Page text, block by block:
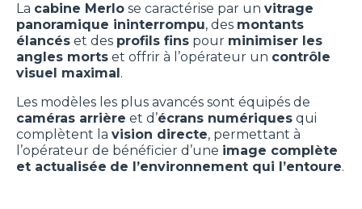
La cabine Merlo se caractérise par un vitrage
panoramique ininterrompu, des montants
élancés et des profils fins pour minimiser les
angles morts et offrir à l’opérateur un contrôle
visuel maximal.
Les modèles les plus avancés sont équipés de
caméras arrière et d’écrans numériques qui
complètent la vision directe, permettant à
l’opérateur de bénéficier d’une image complète
et actualisée de l’environnement qui l’entoure.